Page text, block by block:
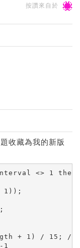
按讚來自於
收藏為我的新版
<> 1 then
1));
+ 1) / 15; //
1